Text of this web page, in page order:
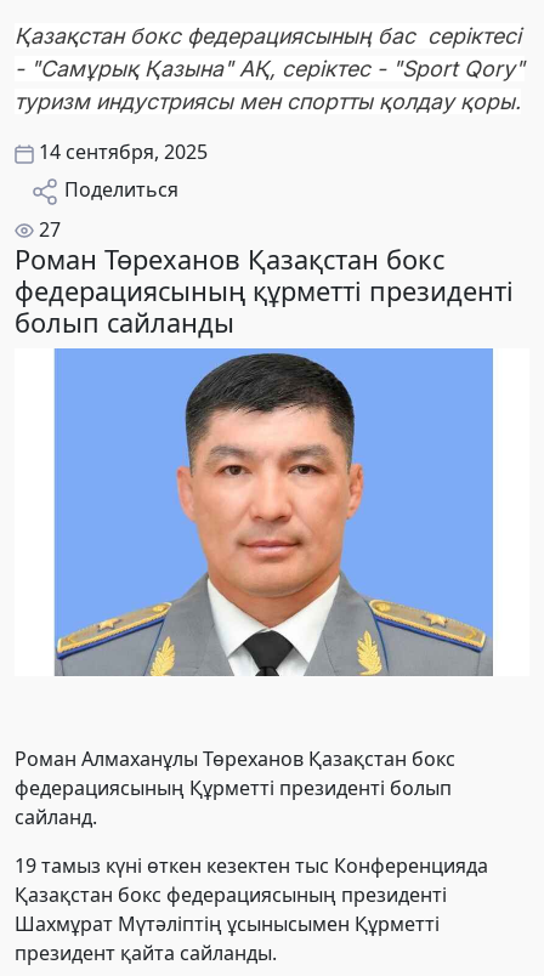
Қазақстан бокс федерациясының бас серіктесі
- "Самұрық Қазына" АҚ, серіктес - "Sport Qory"
туризм индустриясы мен спортты қолдау қоры.
14 сентября, 2025
Поделиться
27
Роман Төреханов Қазақстан бокс
федерациясының құрметті президенті
болып сайланды
Роман Алмаханұлы Төреханов Қазақстан бокс
федерациясының Құрметті президенті болып
сайланд.
19 тамыз күні өткен кезектен тыс Конференцияда
Қазақстан бокс федерациясының президенті
Шахмұрат Мүтәліптің ұсынысымен Құрметті
президент қайта сайланды.